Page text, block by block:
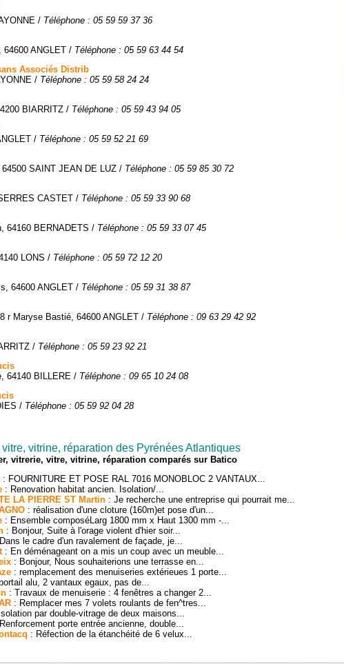
/ Téléphone : 05 59 59 37 36
64600 ANGLET / Téléphone : 05 59 63 44 54
Associés Distrib
/ Téléphone : 05 59 58 24 24
BIARRITZ / Téléphone : 05 59 43 94 05
/ Téléphone : 05 59 52 21 69
SAINT JEAN DE LUZ / Téléphone : 05 59 85 30 72
CASTET / Téléphone : 05 59 33 90 68
64160 BERNADETS / Téléphone : 05 59 33 07 45
LONS / Téléphone : 05 59 72 12 20
64600 ANGLET / Téléphone : 05 59 31 38 87
r Maryse Bastié, 64600 ANGLET / Téléphone : 09 63 29 42 92
/ Téléphone : 05 59 23 92 21
64140 BILLERE / Téléphone : 09 65 10 24 08
/ Téléphone : 05 59 92 04 28
vitrine, réparation des Pyrénées Atlantiques
vitrerie, vitre, vitrine, réparation comparés sur Batico
: FOURNITURE ET POSE RAL 7016 MONOBLOC 2 VANTAUX...
: Renovation habitat ancien. Isolation/...
LA PIERRE ST Martin : Je recherche une entreprise qui pourrait me...
: réalisation d'une cloture (160m)et pose d'un...
: Ensemble composéLarg 1800 mm x Haut 1300 mm -...
: Bonjour, Suite à l'orage violent d'hier soir...
le cadre d'un ravalement de façade, je...
: En déménageant on a mis un coup avec un meuble...
: Bonjour, Nous souhaiterions une terrasse en...
: remplacement des menuiseries extérieues 1 porte...
alu, 2 vantaux egaux, pas de...
: Travaux de menuiserie : 4 fenêtres a changer 2...
: Remplacer mes 7 volets roulants de fen^tres...
par double-vitrage de deux maisons...
porte entrée ancienne, double...
: Réfection de la étanchéité de 6 velux...